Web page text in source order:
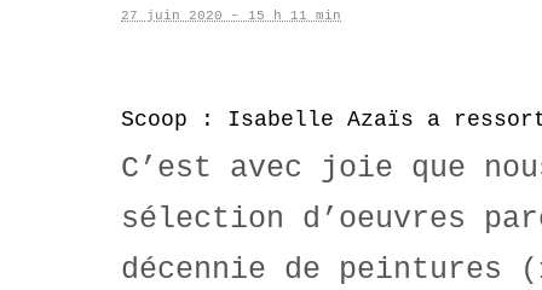
27 juin 2020 – 15 h 11 min
Scoop : Isabelle Azaïs a
C’est avec joie que
sélection d’oeuvres
décennie de peintures